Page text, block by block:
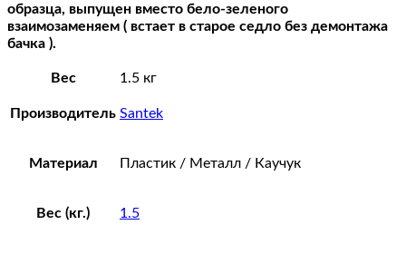
образца, выпущен вместо бело-зеленого
взаимозаменяем ( встает в старое седло без демонтажа
бачка ).
Вес 1.5 кг
Производитель Santek
Материал Пластик / Металл / Каучук
Вес (кг.) 1.5